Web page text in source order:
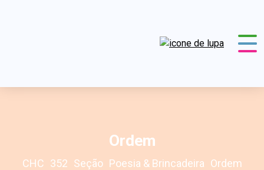
Ordem
CHC 352 Seção Poesia & Brincadeira Ordem